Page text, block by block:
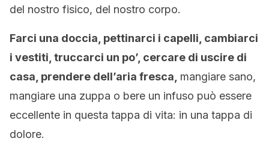
del nostro fisico, del nostro corpo.
Farci una doccia, pettinarci i capelli, cambiarci
i vestiti, truccarci un po’, cercare di uscire di
casa, prendere dell’aria fresca, mangiare sano,
mangiare una zuppa o bere un infuso può essere
eccellente in questa tappa di vita: in una tappa di
dolore.